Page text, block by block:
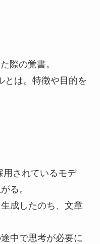
際の覚書。
とは。特徴や目的を
されているモデ
る。
成したのち、文章
思考が必要に